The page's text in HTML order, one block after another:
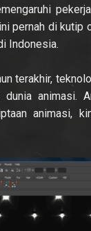
pernah di kutip
Indonesia.
terakhir,
animasi.
animasi,